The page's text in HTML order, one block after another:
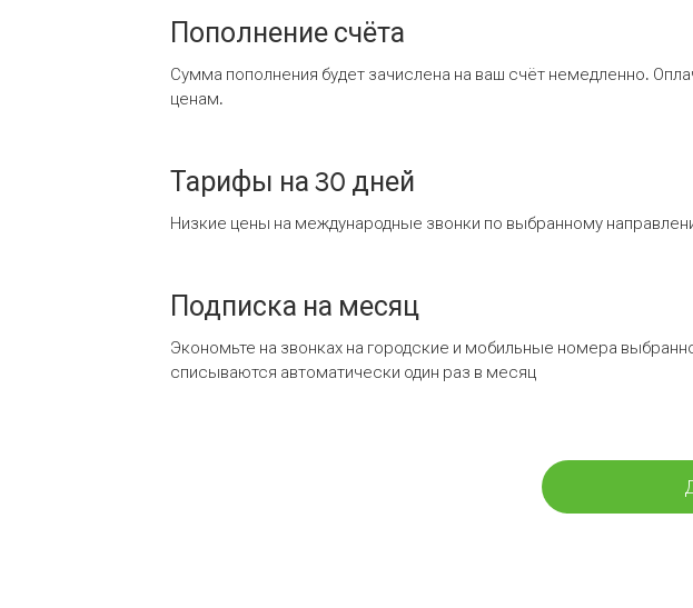
Пополнение счёта
Сумма пополнения будет зачислена на ваш счёт немедленно.
ценам.
Тарифы на 30 дней
Низкие цены на международные звонки по выбранному
Подписка на месяц
Экономьте на звонках на городские и мобильные номера
списываются автоматически один раз в месяц